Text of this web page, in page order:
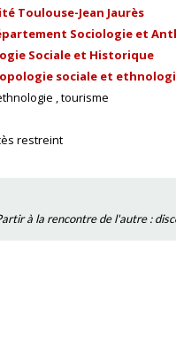
Toulouse-Jean Jaurès
Sociologie et
Sociale et Historique
sociale et
tourisme
restreint
à la rencontre de l'autre :